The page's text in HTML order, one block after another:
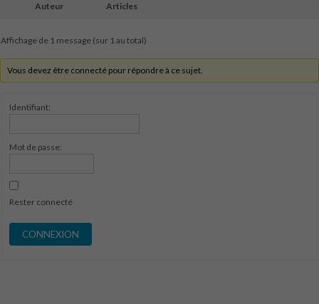
Auteur Articles
Affichage de 1 message (sur 1 au total)
Vous devez être connecté pour répondre à ce sujet.
Identifiant:
Mot de passe:
Rester connecté
CONNEXION